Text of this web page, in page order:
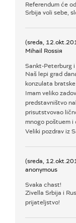
Referendum će
Srbija voli sebe,
(sreda,
Mihail Rossiя
Sankt-Peterburg i
Naš lepi grad
konzulata
Imam veliko
predstavništvo
prisutstvovao
mnogo poštuem i
Veliki pozdrav iz
(sreda,
anonymous
Svaka chast!
Zivella Srbija i
prijateljstvo!